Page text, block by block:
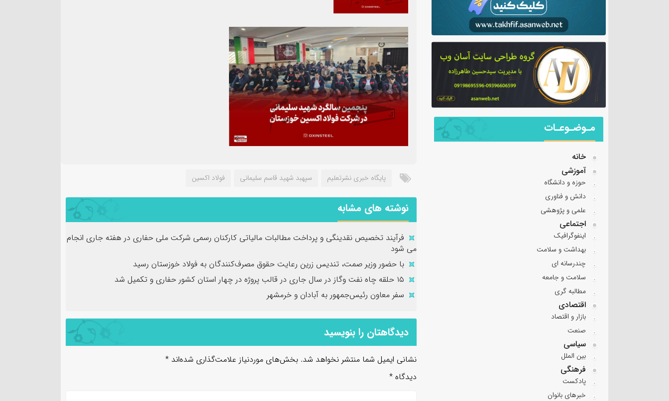
پایگاه خبری نشرتعلیم سپهبد شهید قاسم سلیمانی فولاد اکسین
نوشته های مشابه
فرآیند تخصیص نقدینگی و پرداخت مطالبات مالیاتی کارکنان رسمی شرکت ملی حفاری در هفته جاری انجام
می شود
با حضور وزیر صمت، تندیس زرین رعایت حقوق مصرف‌کنندگان به فولاد خوزستان رسید
۱۵ حلقه چاه نفت وگاز در سال جاری در قالب پروژه در چهار استان کشور حفاری و تکمیل شد
سفر معاون رئیس‌جمهور به آبادان و خرمشهر
دیدگاهتان را بنویسید
نشانی ایمیل شما منتشر نخواهد شد. بخش‌های موردنیاز علامت‌گذاری شده‌اند *
دیدگاه *
مـوضـوعـات
خانه
آموزشی
حوزه و دانشگاه
دانش و فناوری
علمی و پژوهشی
اجتماعی
اینفوگرافیک
بهداشت و سلامت
چندرسانه ای
سلامت و جامعه
مطالبه گری
اقتصادی
بازار و اقتصاد
صنعت
سیاسی
بین الملل
فرهنگی
پادکست
خبرهای بانوان